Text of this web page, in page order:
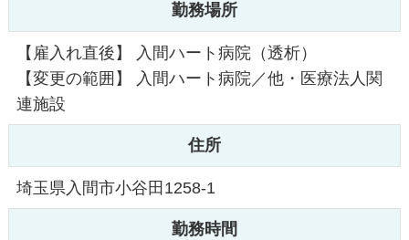
勤務場所
【雇入れ直後】 入間ハート病院（透析）
【変更の範囲】 入間ハート病院／他・医療法人関
連施設
住所
埼玉県入間市小谷田1258-1
勤務時間